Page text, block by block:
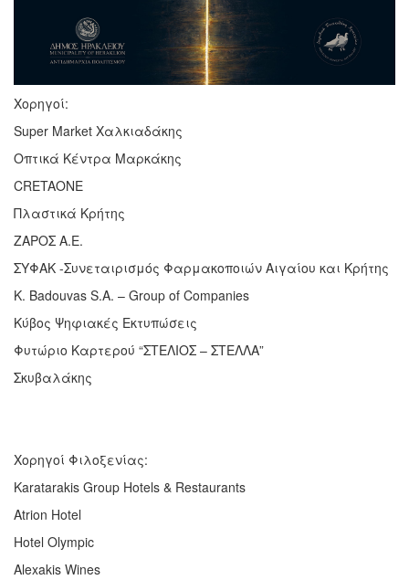
Χορηγοί:
Super Market Χαλκιαδάκης
Οπτικά Κέντρα Μαρκάκης
CRETAONE
Πλαστικά Κρήτης
ΖΑΡΟΣ Α.Ε.
ΣΥΦΑΚ -Συνεταιρισμός Φαρμακοποιών Αιγαίου και Κρήτης
K. Badouvas S.A. – Group of Companies
Κύβος Ψηφιακές Εκτυπώσεις
Φυτώριο Καρτερού “ΣΤΕΛΙΟΣ – ΣΤΕΛΛΑ”
Σκυβαλάκης
Χορηγοί Φιλοξενίας:
Karatarakis Group Hotels & Restaurants
Atrion Hotel
Hotel Olympic
Alexakis Wines